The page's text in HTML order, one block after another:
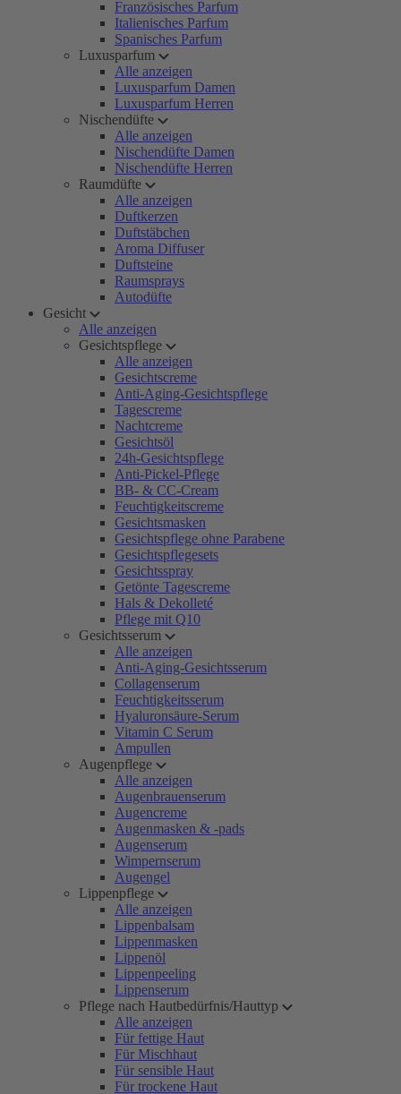
Französisches Parfum
Italienisches Parfum
Spanisches Parfum
Luxusparfum
Alle anzeigen
Luxusparfum Damen
Luxusparfum Herren
Nischendüfte
Alle anzeigen
Nischendüfte Damen
Nischendüfte Herren
Raumdüfte
Alle anzeigen
Duftkerzen
Duftstäbchen
Aroma Diffuser
Duftsteine
Raumsprays
Autodüfte
Gesicht
Alle anzeigen
Gesichtspflege
Alle anzeigen
Gesichtscreme
Anti-Aging-Gesichtspflege
Tagescreme
Nachtcreme
Gesichtsöl
24h-Gesichtspflege
Anti-Pickel-Pflege
BB- & CC-Cream
Feuchtigkeitscreme
Gesichtsmasken
Gesichtspflege ohne Parabene
Gesichtspflegesets
Gesichtsspray
Getönte Tagescreme
Hals & Dekolleté
Pflege mit Q10
Gesichtsserum
Alle anzeigen
Anti-Aging-Gesichtsserum
Collagenserum
Feuchtigkeitsserum
Hyaluronsäure-Serum
Vitamin C Serum
Ampullen
Augenpflege
Alle anzeigen
Augenbrauenserum
Augencreme
Augenmasken & -pads
Augenserum
Wimpernserum
Augengel
Lippenpflege
Alle anzeigen
Lippenbalsam
Lippenmasken
Lippenöl
Lippenpeeling
Lippenserum
Pflege nach Hautbedürfnis/Hauttyp
Alle anzeigen
Für fettige Haut
Für Mischhaut
Für sensible Haut
Für trockene Haut